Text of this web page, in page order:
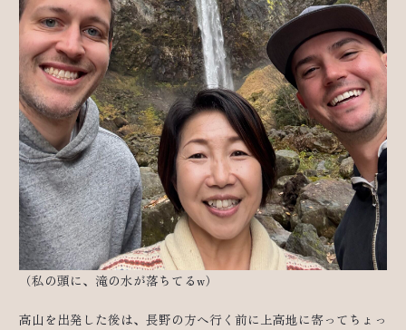
（私の頭に、滝の水が落ちてるw）
高山を出発した後は、長野の方へ行く前に上高地に寄ってちょっ